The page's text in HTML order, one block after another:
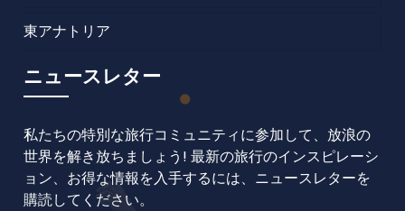
東アナトリア
ニュースレター
私たちの特別な旅行コミュニティに参加して、放浪の
世界を解き放ちましょう! 最新の旅行のインスピレーシ
ョン、お得な情報を入手するには、ニュースレターを
購読してください。